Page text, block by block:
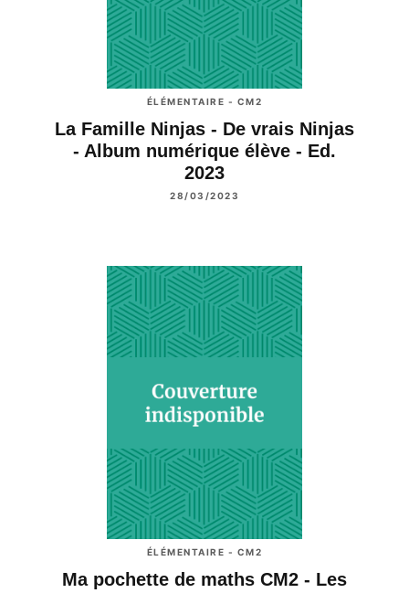
ÉLÉMENTAIRE - CM2
La Famille Ninjas - De vrais Ninjas
- Album numérique élève - Ed.
2023
28/03/2023
ÉLÉMENTAIRE - CM2
Ma pochette de maths CM2 - Les